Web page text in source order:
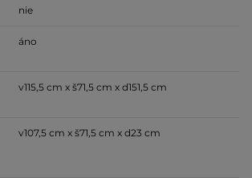
nie
áno
v115,5 cm x š71,5 cm x d151,5 cm
v107,5 cm x š71,5 cm x d23 cm